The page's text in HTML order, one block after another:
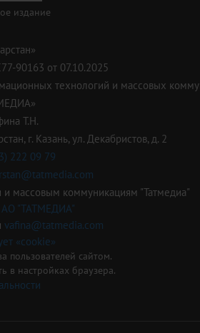
издание
90163 от 07.10.2025
технологий и массовых
Т.Н.
г. Казань, ул. Декабристов, д. 2
222 09 79
и массовым коммуникациям "Татмедиа"
АО "ТАТМЕДИА"
vafina@tatmedia.com
«cookie»
пользователей сайтом.
в настройках браузера.